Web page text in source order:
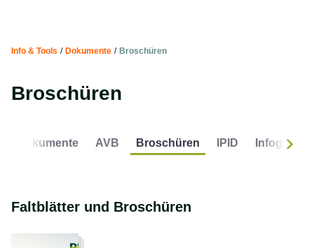
Info & Tools / Dokumente / Broschüren
Broschüren
Dokumente AVB Broschüren IPID
Faltblätter und Broschüren